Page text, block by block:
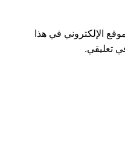
الإلكتروني في هذا
تعليقي.